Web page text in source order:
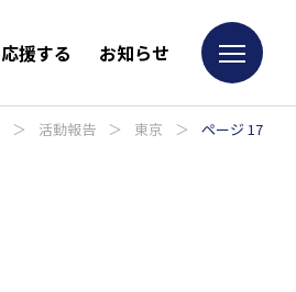
応援する お知らせ
＞ 活動報告 ＞ 東京 ＞ ページ 17